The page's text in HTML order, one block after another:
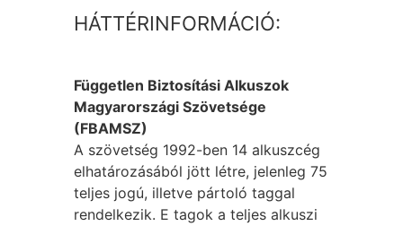
HÁTTÉRINFORMÁCIÓ:
Független Biztosítási Alkuszok
Magyarországi Szövetsége
(FBAMSZ)
A szövetség 1992-ben 14 alkuszcég
elhatározásából jött létre, jelenleg 75
teljes jogú, illetve pártoló taggal
rendelkezik. E tagok a teljes alkuszi